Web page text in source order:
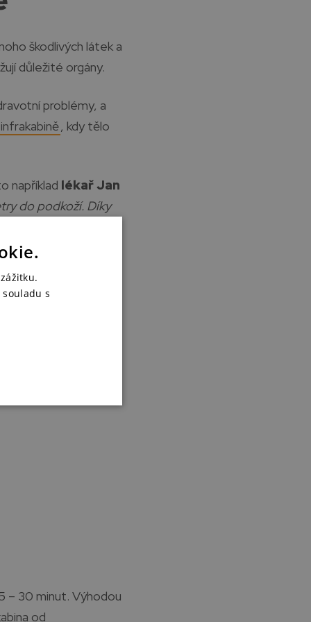
škodlivých látek a
důležité orgány.
problémy, a
, kdy tělo
například lékař Jan
do podkoží. Díky
% toxinů,”
– 30 minut. Výhodou
od
souladu s